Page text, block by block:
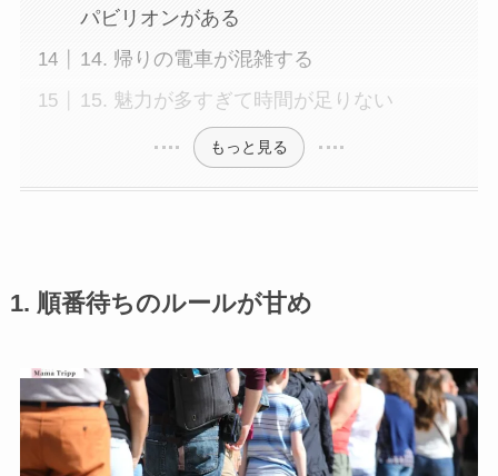
パビリオンがある
14. 帰りの電車が混雑する
15. 魅力が多すぎて時間が足りない
もっと見る
1. 順番待ちのルールが甘め